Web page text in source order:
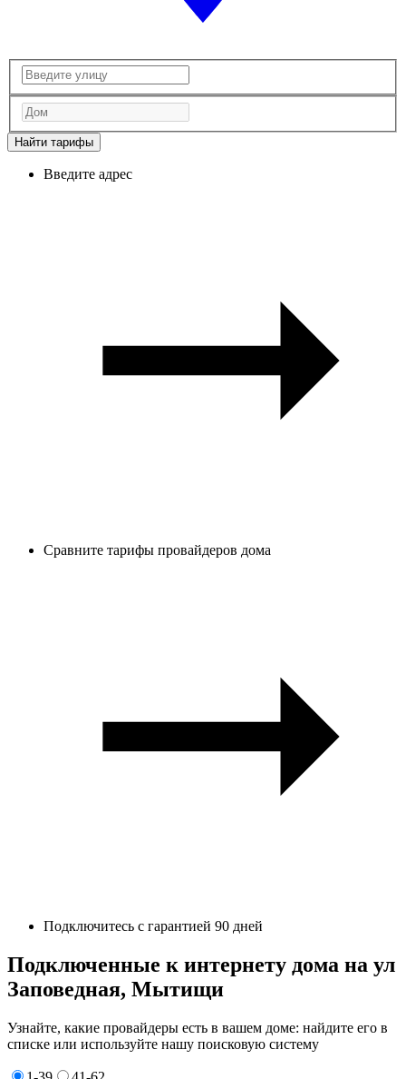
Найти тарифы
Введите адрес
Сравните тарифы провайдеров дома
Подключитесь с гарантией 90 дней
Подключенные к интернету дома на ул
Заповедная, Мытищи
Узнайте, какие провайдеры есть в вашем доме: найдите его в
списке или используйте нашу поисковую систему